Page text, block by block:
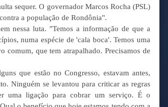
sequer. O governador Marcos Rocha (PSL)
a população de Rondônia".
nessa luta. "Temos a informação de que a
numa espécie de 'cala boca'. Temos uma
comum, que tem atrapalhado. Precisamos de
que estão no Congresso, estavam antes,
Ninguém se levantou para criticar as regras
uma ligação para cobrar um serviço. É o